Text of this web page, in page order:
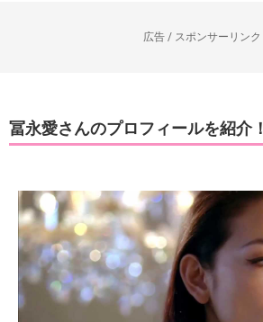
広告 / スポンサーリンク
冨永愛さんのプロフィールを紹介！